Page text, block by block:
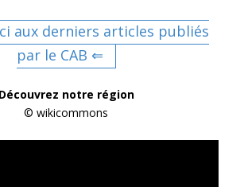
aux derniers articles publiés
par le CAB ⇐
Découvrez notre région
© wikicommons